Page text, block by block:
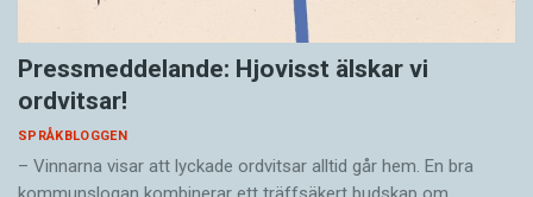
Pressmeddelande: Hjovisst älskar vi
ordvitsar!
SPRÅKBLOGGEN
– Vinnarna visar att lyckade ordvitsar alltid går hem. En bra